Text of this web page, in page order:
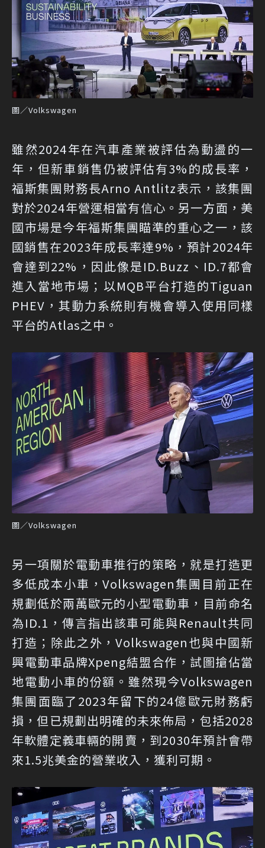
圖／Volkswagen
雖然2024年在汽車產業被評估為動盪的一
年，但新車銷售仍被評估有3%的成長率，
福斯集團財務長Arno Antlitz表示，該集團
對於2024年營運相當有信心。另一方面，美
國市場是今年福斯集團瞄準的重心之一，該
國銷售在2023年成長率達9%，預計2024年
會達到22%，因此像是ID.Buzz、ID.7都會
進入當地市場；以MQB平台打造的Tiguan
PHEV，其動力系統則有機會導入使用同樣
平台的Atlas之中。
圖／Volkswagen
另一項關於電動車推行的策略，就是打造更
多低成本小車，Volkswagen集團目前正在
規劃低於兩萬歐元的小型電動車，目前命名
為ID.1，傳言指出該車可能與Renault共同
打造；除此之外，Volkswagen也與中國新
興電動車品牌Xpeng結盟合作，試圖搶佔當
地電動小車的份額。雖然現今Volkswagen
集團面臨了2023年留下的24億歐元財務虧
損，但已規劃出明確的未來佈局，包括2028
年軟體定義車輛的開賣，到2030年預計會帶
來1.5兆美金的營業收入，獲利可期。